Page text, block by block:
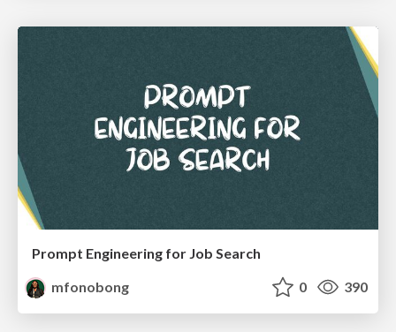
Prompt Engineering for Job Search
mfonobong
0 390